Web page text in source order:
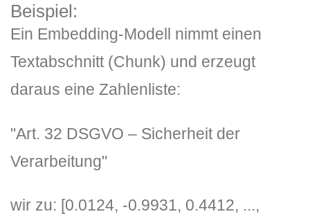
Hilfe
DLH Stick Bedienungsanleitung
Versionsinformationen
Beispiel:
Ein Embedding-Modell nimmt einen
Textabschnitt (Chunk) und erzeugt
daraus eine Zahlenliste:
"Art. 32 DSGVO – Sicherheit der
Verarbeitung"
wir zu: [0.0124, -0.9931, 0.4412, ...,